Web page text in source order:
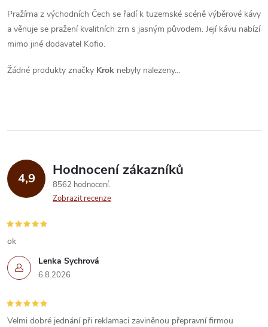
Pražírna z východních Čech se řadí k tuzemské scéně výběrové kávy
a věnuje se pražení kvalitních zrn s jasným původem. Její kávu nabízí
mimo jiné dodavatel Kofio.
Žádné produkty značky Krok nebyly nalezeny...
4,9 Hodnocení zákazníků
8562 hodnocení
Zobrazit recenze
Lenka Sychrová
6.8.2026
ok
Velmi dobré jednání při reklamaci zaviněnou přepravní firmou